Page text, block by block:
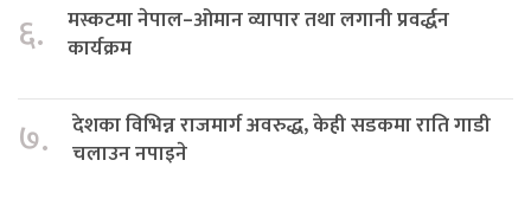
६.
मस्कटमा नेपाल–ओमान व्यापार तथा लगानी प्रवर्द्धन
कार्यक्रम
७.
देशका विभिन्न राजमार्ग अवरुद्ध, केही सडकमा राति गाडी
चलाउन नपाइने